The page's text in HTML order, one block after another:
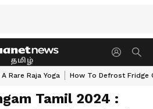
தமிழ்
Rare Raja Yoga How To Defrost Fridge
Tamil 2024 :